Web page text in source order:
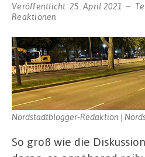
Veröffentlicht:25. April 2021
Reaktionen
Nordstadtblogger-Redaktion |
So groß wie die